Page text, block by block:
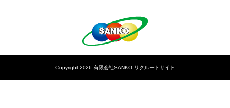
Copyright 2026 有限会社SANKO リクルートサイト